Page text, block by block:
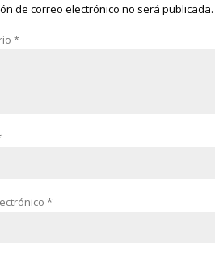
de correo electrónico no será publicada.
*
*